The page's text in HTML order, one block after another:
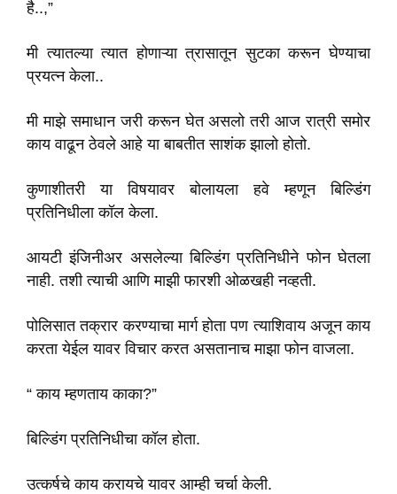
है..,”
मी त्यातल्या त्यात होणाऱ्या त्रासातून सुटका करून घेण्याचा
प्रयत्न केला..
मी माझे समाधान जरी करून घेत असलो तरी आज रात्री समोर
काय वाढून ठेवले आहे या बाबतीत साशंक झालो होतो.
कुणाशीतरी या विषयावर बोलायला हवे म्हणून बिल्डिंग
प्रतिनिधीला कॉल केला.
आयटी इंजिनीअर असलेल्या बिल्डिंग प्रतिनिधीने फोन घेतला
नाही. तशी त्याची आणि माझी फारशी ओळखही नव्हती.
पोलिसात तक्रार करण्याचा मार्ग होता पण त्याशिवाय अजून काय
करता येईल यावर विचार करत असतानाच माझा फोन वाजला.
“ काय म्हणताय काका?”
बिल्डिंग प्रतिनिधीचा कॉल होता.
उत्कर्षचे काय करायचे यावर आम्ही चर्चा केली.